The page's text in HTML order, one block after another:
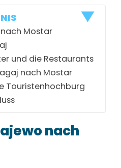
berühmt für die Alte
Quellfluss.
+
Mostar
und die Restaurants
nach Mostar
Touristenhochburg
nach